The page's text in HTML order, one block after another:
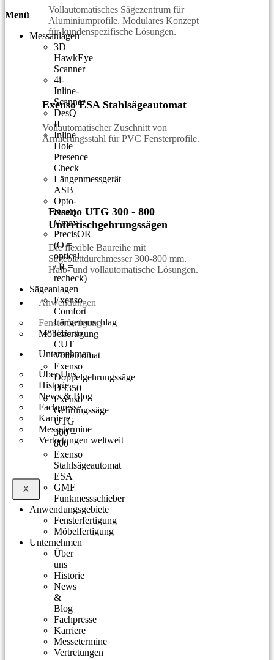
Vollautomatisches Sägezentrum für
Aluminiumprofile. Modulares Konzept
für kundenspezifische Lösungen.
Exenso ESA Stahlsägeautomat
Vollautomatischer Zuschnitt von
Armierungsstahl für PVC Fensterprofile.
Exseno UTG 300 - 800
Untertischgehrungssägen
Die flexible Baureihe mit
Sägeblattdurchmesser 300-800 mm.
Halb- und vollautomatische Lösungen.
Anwendungen
Fensterfertigung
Möbelfertigung
Unternehmen
Über Uns
Historie
News & Blog
Fachpresse
Karriere
Messetermine
Vertretungen weltweit
X
Menü
Messanlagen
3D
HawkEye
Scanner
4i-
Inline-
Scanner
DesQ
II
Inline
Hole
Presence
Check
Längenmessgerät
ASB
Opto-
DesQ
Vmax
PrecisOR
(O =
optical
/ R =
recheck)
Sägeanlagen
Exenso
Comfort
Längenanschlag
Exenso
CUT
Vollautomat
Exenso
Doppelgehrungssäge
DS350
Exenso
Gehrungssäge
UTG
300 –
800
Exenso
Stahlsägeautomat
ESA
GMF
Funkmessschieber
Anwendungsgebiete
Fensterfertigung
Möbelfertigung
Unternehmen
Über
uns
Historie
News
&
Blog
Fachpresse
Karriere
Messetermine
Vertretungen